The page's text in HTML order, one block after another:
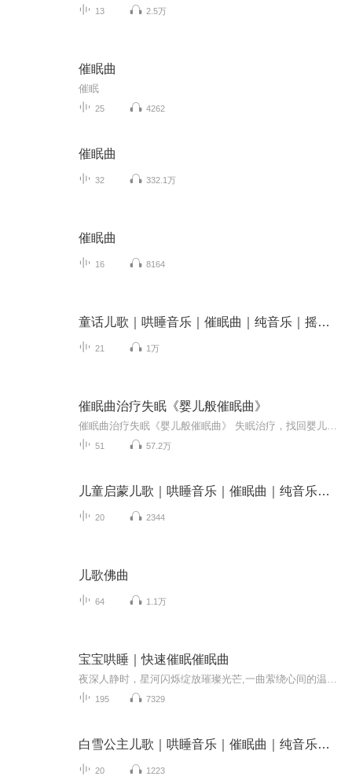
13 2.5万
催眠曲
催眠
25 4262
催眠曲
32 332.1万
催眠曲
16 8164
童话儿歌｜哄睡音乐｜催眠曲｜纯音乐｜摇篮曲｜
21 1万
催眠曲治疗失眠《婴儿般催眠曲》
51 57.2万
儿童启蒙儿歌｜哄睡音乐｜催眠曲｜纯音乐｜摇篮曲｜
20 2344
儿歌佛曲
64 1.1万
宝宝哄睡｜快速催眠催眠曲
195 7329
白雪公主儿歌｜哄睡音乐｜催眠曲｜纯音乐｜摇篮曲｜
20 1223